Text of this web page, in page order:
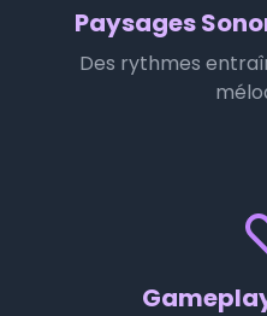
Paysages
Des rythmes